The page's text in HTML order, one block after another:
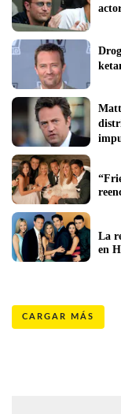
La
en
CARGAR MÁS